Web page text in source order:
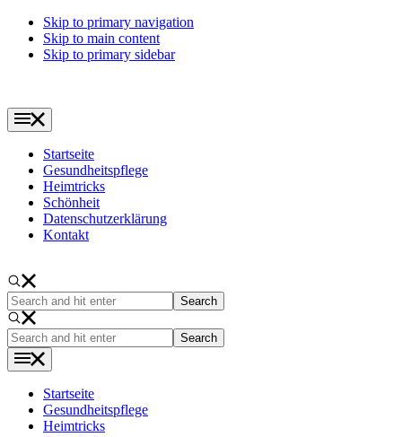
Skip to primary navigation
Skip to main content
Skip to primary sidebar
Startseite
Gesundheitspflege
Heimtricks
Schönheit
Datenschutzerklärung
Kontakt
Search
and
hit
enter
Search
and
hit
Startseite
Gesundheitspflege
Heimtricks